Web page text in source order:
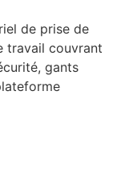
de prise de
travail couvrant
gants